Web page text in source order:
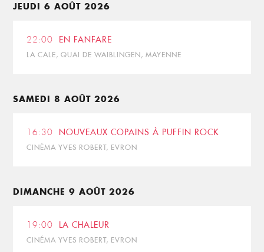
JEUDI 6 AOÛT 2026
22:00 EN FANFARE
LA CALE, QUAI DE WAIBLINGEN, MAYENNE
SAMEDI 8 AOÛT 2026
16:30 NOUVEAUX COPAINS À PUFFIN ROCK
CINÉMA YVES ROBERT, EVRON
DIMANCHE 9 AOÛT 2026
19:00 LA CHALEUR
CINÉMA YVES ROBERT, EVRON